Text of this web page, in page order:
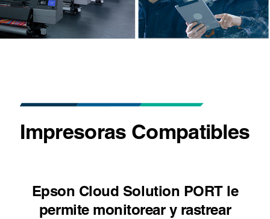
Impresoras Compatibles
Epson Cloud Solution PORT le
permite monitorear y rastrear